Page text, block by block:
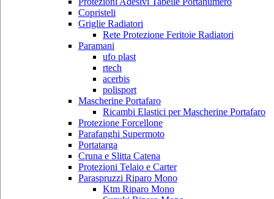
Copristeli
Griglie Radiatori
Rete Protezione Feritoie Radiatori
Paramani
ufo plast
rtech
acerbis
polisport
Mascherine Portafaro
Ricambi Elastici per Mascherine Portafaro
Protezione Forcellone
Parafanghi Supermoto
Portatarga
Cruna e Slitta Catena
Protezioni Telaio e Carter
Paraspruzzi Riparo Mono
Ktm Riparo Mono